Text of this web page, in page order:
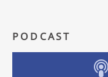
PODCAST